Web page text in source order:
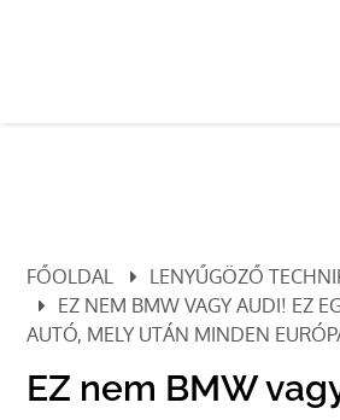
FŐOLDAL
LENYŰGÖZŐ
EZ NEM BMW VAGY AUDI! EZ
AUTÓ, MELY UTÁN MINDEN
EZ nem BMW